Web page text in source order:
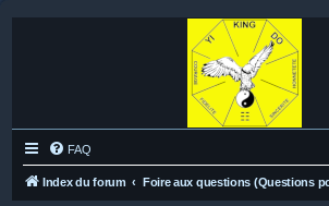
FAQ
Index du forum Foire aux questions (Questions